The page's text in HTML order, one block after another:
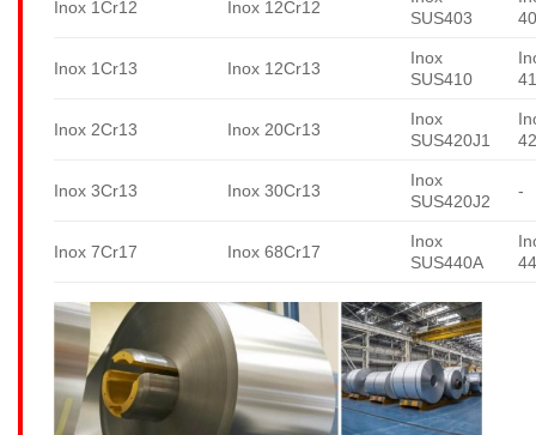
Inox 1Cr12 Inox 12Cr12
SUS403
Inox 1Cr13 Inox 12Cr13
Inox
SUS410
Inox 2Cr13 Inox 20Cr13
Inox
SUS420J1
Inox 3Cr13 Inox 30Cr13
Inox
SUS420J2
-
Inox 7Cr17 Inox 68Cr17
Inox
SUS440A